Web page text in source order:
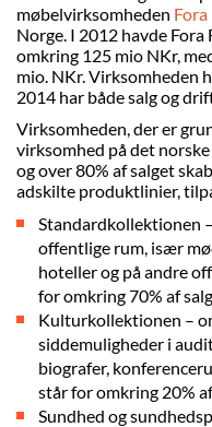
møbelvirksomheden Fora
Norge. I 2012 havde
omkring 125 mio NKr,
mio. NKr. Virksomheden
2014 har både salg og
Virksomheden, der er
virksomhed på det
og over 80% af salget
adskilte produktlinier,
Standardkollektionen
offentlige rum, især
hoteller og på andre
for omkring 70% af
Kulturkollektionen –
siddemuligheder i
biografer,
står for omkring 20%
Sundhed og